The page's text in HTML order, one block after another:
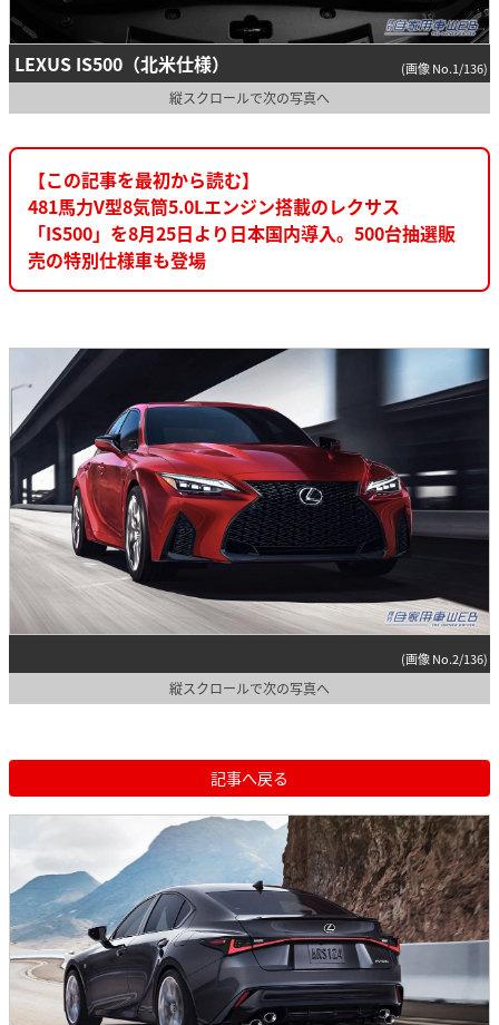
LEXUS IS500（北米仕様） (画像 No.1/136)
縦スクロールで次の写真へ
【この記事を最初から読む】
481馬力V型8気筒5.0Lエンジン搭載のレクサス
「IS500」を8月25日より日本国内導入。500台抽選販
売の特別仕様車も登場
(画像 No.2/136)
縦スクロールで次の写真へ
記事へ戻る